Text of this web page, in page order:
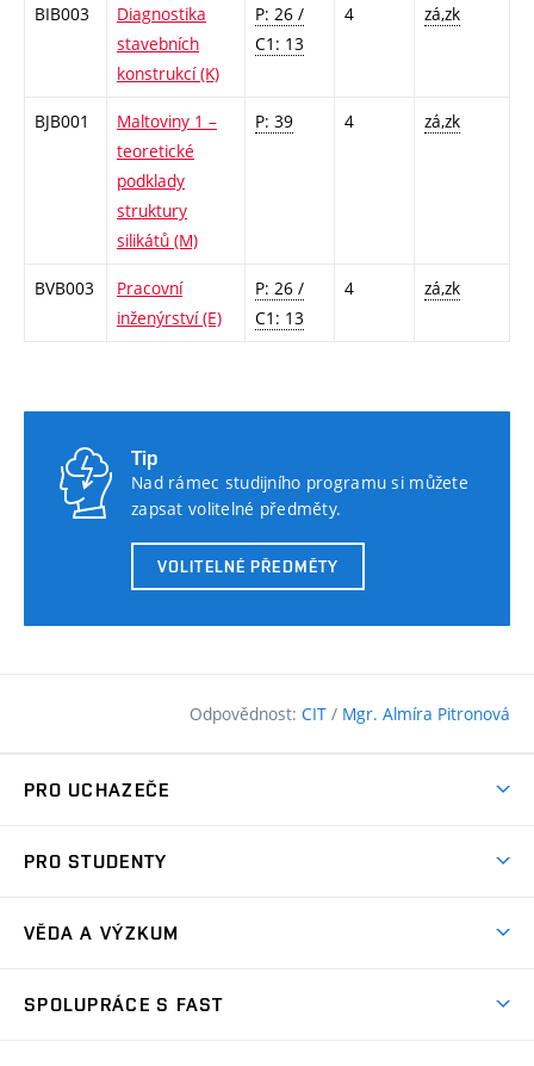
BIB003
Diagnostika
stavebních
konstrukcí (K)
P: 26 /
C1: 13
4 zá,zk
BJB001
Maltoviny 1 –
teoretické
podklady
struktury
silikátů (M)
P: 39 4 zá,zk
BVB003
Pracovní
inženýrství (E)
P: 26 /
C1: 13
4 zá,zk
Tip
Nad rámec studijního programu si můžete
zapsat volitelné předměty.
VOLITELNÉ PŘEDMĚTY
Odpovědnost: CIT / Mgr. Almíra Pitronová
PRO UCHAZEČE
Přijímačky
Ambasadoři pro prváky(externí
PRO STUDENTY
Předměty
VĚDA A VÝZKUM
SPOLUPRÁCE S FAST